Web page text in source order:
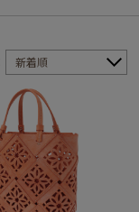
新着順